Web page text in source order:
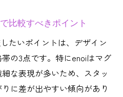
比較すべきポイント
たいポイントは、デザイン
の3点です。特にenoiはマグ
な表現が多いため、スタッ
に差が出やすい傾向があり